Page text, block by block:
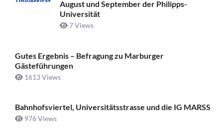
August und September der Philipps-
Universität
7 Views
Gutes Ergebnis – Befragung zu Marburger
Gästeführungen
1613 Views
Bahnhofsviertel, Universitätsstrasse und die IG MARSS
976 Views